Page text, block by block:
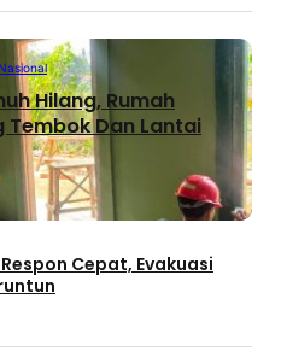
Hilang, Rumah
Tembok Dan Lantai
Cepat, Evakuasi